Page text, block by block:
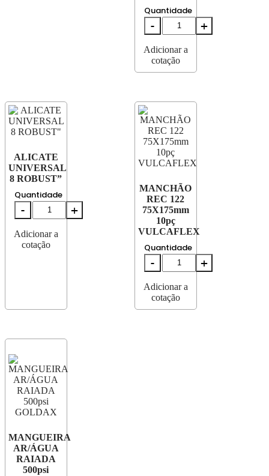
Quantidade
Adicionar a
cotação
ALICATE
UNIVERSAL
8 ROBUST”
Quantidade
Adicionar a
cotação
MANCHÃO
REC 122
75X175mm
10pç
VULCAFLEX
Quantidade
Adicionar a
cotação
MANGUEIRA
AR/ÁGUA
RAIADA
500psi